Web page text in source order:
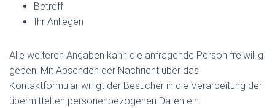
Betreff
Ihr Anliegen
Alle weiteren Angaben kann die anfragende Person freiwillig
geben. Mit Absenden der Nachricht über das
Kontaktformular willigt der Besucher in die Verarbeitung der
übermittelten personenbezogenen Daten ein.